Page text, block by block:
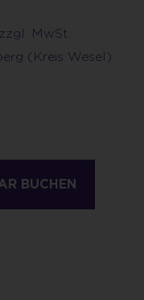
MwSt.
(Kreis Wesel)
BUCHEN